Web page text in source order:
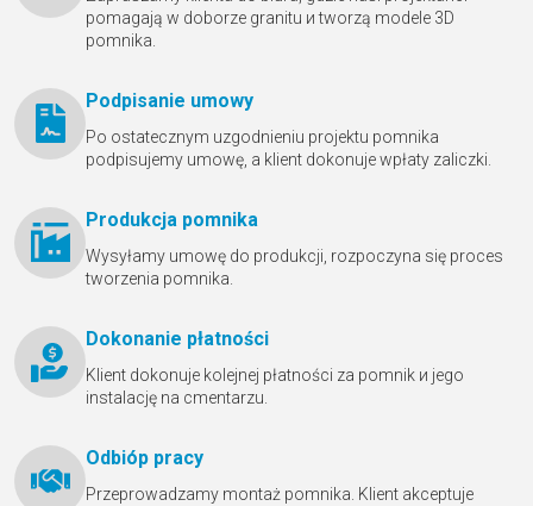
pomagają w doborze granitu и tworzą modele 3D
pomnika.
Podpisanie umowy
Po ostatecznym uzgodnieniu projektu pomnika
podpisujemy umowę, a klient dokonuje wpłaty zaliczki.
Produkcja pomnika
Wysyłamy umowę do produkcji, rozpoczyna się proces
tworzenia pomnika.
Dokonanie płatności
Klient dokonuje kolejnej płatności za pomnik и jego
instalację na cmentarzu.
Odbióр pracy
Przeprowadzamy montaż pomnika. Klient akceptuje